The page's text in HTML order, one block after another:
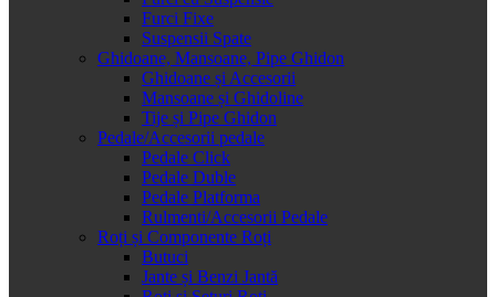
Furci Fixe
Suspensii Spate
Ghidoane, Mansoane, Pipe Ghidon
Ghidoane și Accesorii
Mansoane și Ghidoline
Tije și Pipe Ghidon
Pedale/Accesorii pedale
Pedale Click
Pedale Duble
Pedale Platforma
Rulmenti/Accesorii Pedale
Roți și Componente Roți
Butuci
Jante și Benzi Jantă